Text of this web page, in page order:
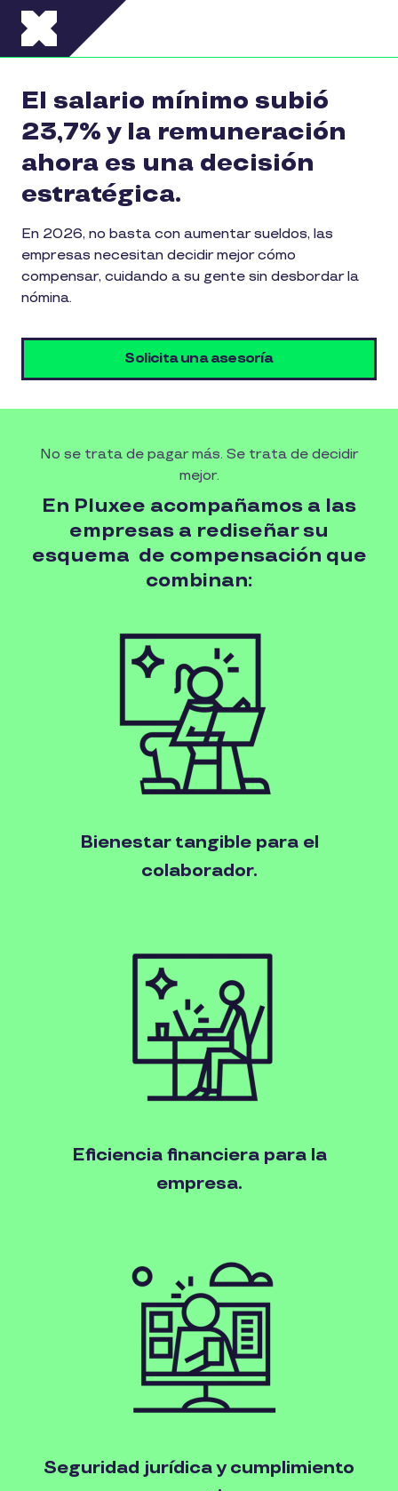
Pasar al contenido principal
El salario mínimo subió
23,7% y la remuneración
ahora es una decisión
estratégica.
En 2026, no basta con aumentar sueldos, las
empresas necesitan decidir mejor cómo
compensar, cuidando a su gente sin desbordar la
nómina.
Solicita una asesoría
No se trata de pagar más. Se trata de decidir
mejor.
En Pluxee acompañamos a las
empresas a rediseñar su
esquema ​ de compensación que
combinan:
Bienestar tangible para el
colaborador.​
Eficiencia financiera para la
empresa.​
Seguridad jurídica y cumplimiento